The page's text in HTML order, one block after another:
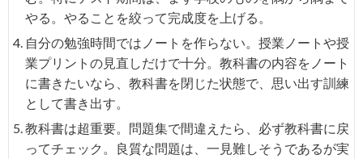
やる。やることを絞って完成度を上げる。
自分の勉強時間ではノートを作らない。授業ノートや授
業プリントの見直しだけで十分。教科書の内容をノート
に書きたいなら、教科書を閉じた状態で、思い出す訓練
として書き出す。
教科書は超重要。問題集で間違えたら、必ず教科書に戻
ってチェック。良質な問題は、一見難しそうであるが実